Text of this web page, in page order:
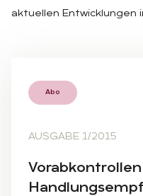
aktuellen Entwicklungen
Abo
AUSGABE 1/2015